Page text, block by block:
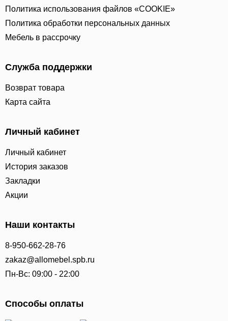
Политика использования файлов «COOKIE»
Политика обработки персональных данных
Мебель в рассрочку
Служба поддержки
Возврат товара
Карта сайта
Личный кабинет
Личный кабинет
История заказов
Закладки
Акции
Наши контакты
8-950-662-28-76
zakaz@allomebel.spb.ru
Пн-Вс: 09:00 - 22:00
Способы оплаты